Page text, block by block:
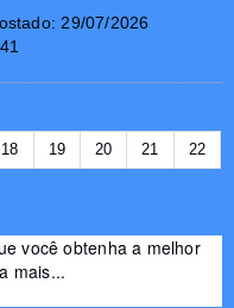
29/07/2026
18 19 20 21 22
você obtenha a melhor
mais...